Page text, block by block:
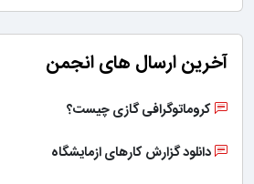
آخرین ارسال های انجمن
کروماتوگرافی گازی چیست؟
دانلود گزارش کارهای ازمایشگاه